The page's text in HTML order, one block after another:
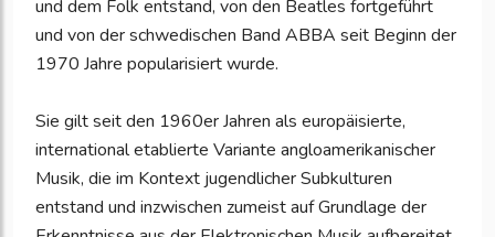
und dem Folk entstand, von den Beatles fortgeführt
und von der schwedischen Band ABBA seit Beginn der
1970 Jahre popularisiert wurde.
Sie gilt seit den 1960er Jahren als europäisierte,
international etablierte Variante angloamerikanischer
Musik, die im Kontext jugendlicher Subkulturen
entstand und inzwischen zumeist auf Grundlage der